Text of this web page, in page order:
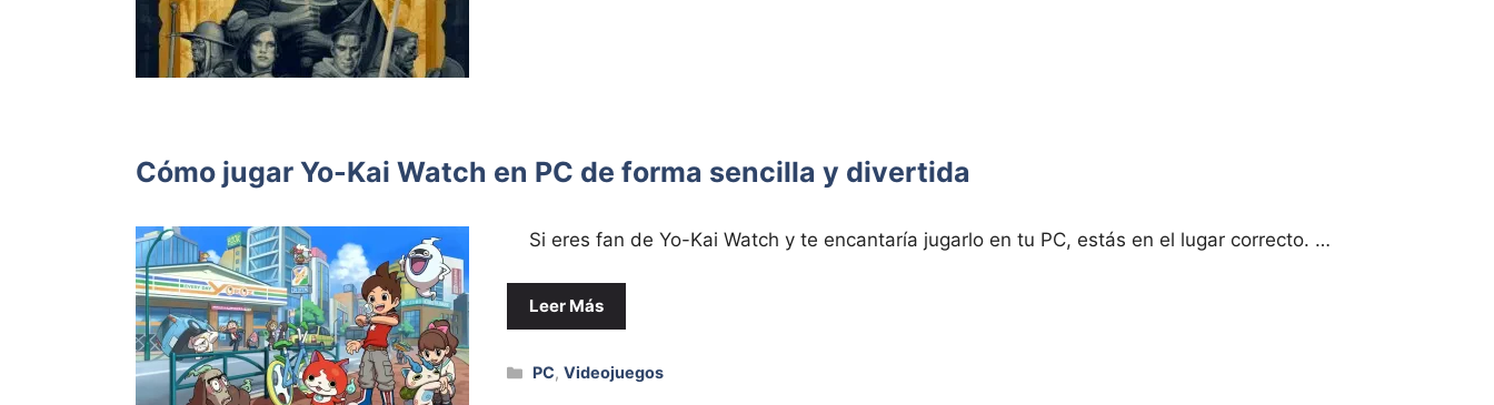
Cómo jugar Yo-Kai Watch en PC de forma sencilla y divertida
Si eres fan de Yo-Kai Watch y te encantaría jugarlo en tu PC, estás en el lugar correcto. …
Leer Más
Categorías
PC,Videojuegos